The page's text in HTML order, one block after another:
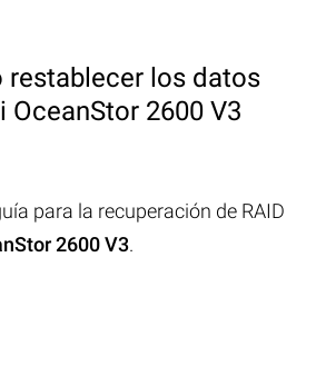
restablecer los datos
OceanStor 2600 V3
para la recuperación de RAID
2600 V3.